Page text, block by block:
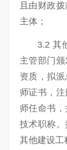
且由财政
主体；
3.2 其
主管部门
资质，拟
师证书，
师任命书
技术职称
其他建设工